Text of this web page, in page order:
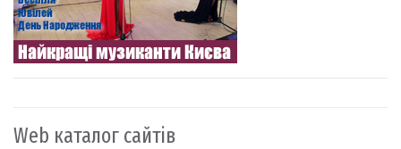
Web каталог сайтів